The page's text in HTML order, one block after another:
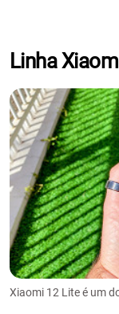
Linha
Xiaomi 12 Lite é um